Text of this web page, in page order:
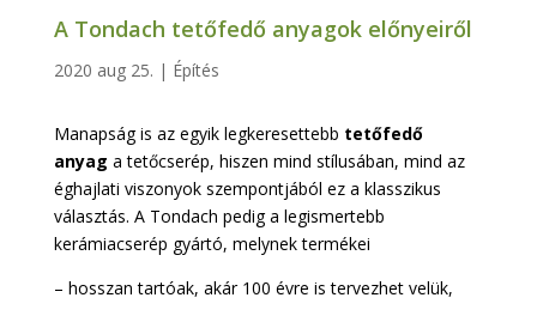
A Tondach tetőfedő anyagok előnyeiről
2020 aug 25. | Építés
Manapság is az egyik legkeresettebb tetőfedő
anyag a tetőcserép, hiszen mind stílusában, mind az
éghajlati viszonyok szempontjából ez a klasszikus
választás. A Tondach pedig a legismertebb
kerámiacserép gyártó, melynek termékei
– hosszan tartóak, akár 100 évre is tervezhet velük,